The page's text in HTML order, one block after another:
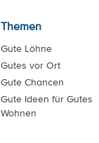
Themen
Gute Löhne
Gutes vor Ort
Gute Chancen
Gute Ideen für Gutes
Wohnen